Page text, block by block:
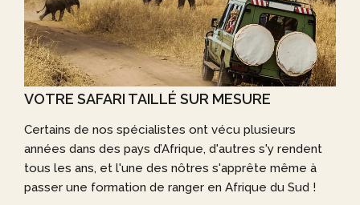
VOTRE SAFARI TAILLÉ SUR MESURE
Certains de nos spécialistes ont vécu plusieurs
années dans des pays d’Afrique, d'autres s'y rendent
tous les ans, et l'une des nôtres s'apprête même à
passer une formation de ranger en Afrique du Sud !